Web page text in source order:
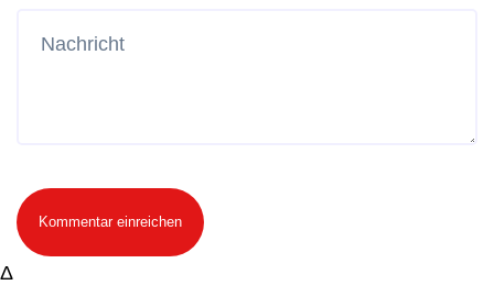
Kommentar einreichen
Δ